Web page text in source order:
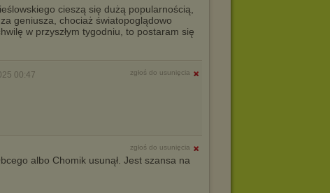
cieszą się dużą popularnością,
geniusza, chociaż światopoglądowo
w przyszłym tygodniu, to postaram się
00:47 zgłoś do usunięcia
zgłoś do usunięcia
albo Chomik usunął. Jest szansa na